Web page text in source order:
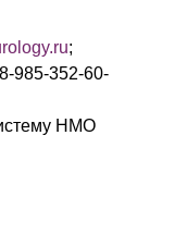
;
985-352-60-
НМО